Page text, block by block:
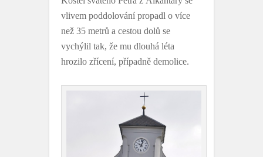
vlivem poddolování propadl o více
než 35 metrů a cestou dolů se
vychýlil tak, že mu dlouhá léta
hrozilo zřícení, případně demolice.